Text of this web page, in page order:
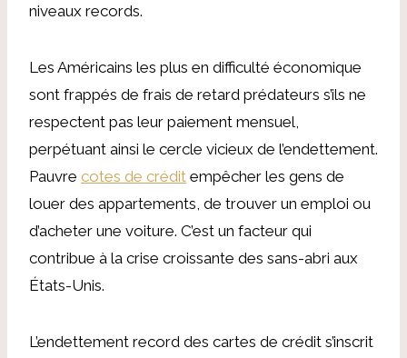
niveaux records.
Les Américains les plus en difficulté économique
sont frappés de frais de retard prédateurs s’ils ne
respectent pas leur paiement mensuel,
perpétuant ainsi le cercle vicieux de l’endettement.
Pauvre cotes de crédit empêcher les gens de
louer des appartements, de trouver un emploi ou
d’acheter une voiture. C’est un facteur qui
contribue à la crise croissante des sans-abri aux
États-Unis.
L’endettement record des cartes de crédit s’inscrit